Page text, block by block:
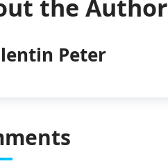
the Author
Peter